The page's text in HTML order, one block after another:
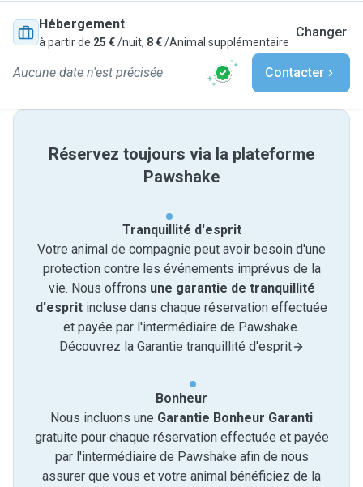
Hébergement
à partir de 25 €/nuit, 8 €/Animal supplémentaire
Changer
Aucune date n'est précisée Contacter
Réservez toujours via la plateforme
Pawshake
Tranquillité d'esprit
Votre animal de compagnie peut avoir besoin d'une
protection contre les événements imprévus de la
vie. Nous offrons une garantie de tranquillité
d'esprit incluse dans chaque réservation effectuée
et payée par l'intermédiaire de Pawshake.
Découvrez la Garantie tranquillité d'esprit
Bonheur
Nous incluons une Garantie Bonheur Garanti
gratuite pour chaque réservation effectuée et payée
par l'intermédiaire de Pawshake afin de nous
assurer que vous et votre animal bénéficiez de la